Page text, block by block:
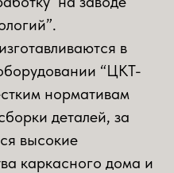
в
“ЦКТ-
нормативам
деталей, за
высокие
каркасного дома и